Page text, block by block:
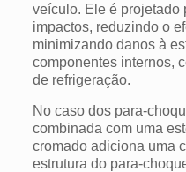
veículo. Ele é projetado
impactos, reduzindo o
minimizando danos à
componentes internos,
de refrigeração.
No caso dos para-
combinada com uma
cromado adiciona uma
estrutura do para-